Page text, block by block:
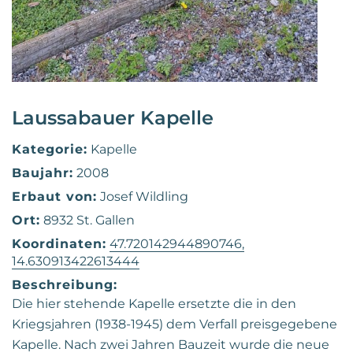
Laussabauer Kapelle
Kategorie: Kapelle
Baujahr: 2008
Erbaut von: Josef Wildling
Ort: 8932 St. Gallen
Koordinaten: 47.720142944890746,
14.630913422613444
Beschreibung:
Die hier stehende Kapelle ersetzte die in den
Kriegsjahren (1938-1945) dem Verfall preisgegebene
Kapelle. Nach zwei Jahren Bauzeit wurde die neue